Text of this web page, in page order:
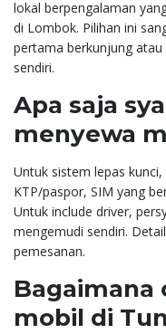
lokal berpengalaman
di Lombok. Pilihan ini
pertama berkunjung
sendiri.
Apa saja
menyewa
Untuk sistem lepas
KTP/paspor, SIM yang
Untuk include driver,
mengemudi sendiri.
pemesanan.
Bagaimana
mobil di